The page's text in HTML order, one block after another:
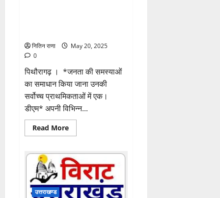
नितिन राणा
May 20, 2025
0
पिथौरागढ़ । *जनता की समस्याओं
का समाधान किया जाना उनकी
सर्वोच्च प्राथमिकताओं में एक।
डीएम* अपनी विभिन्न...
Read MoreRead
more
की
समस्याओं
का
समाधान
किया
जाना
उनकी
उत्तराखण्ड